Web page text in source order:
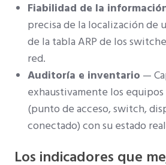
Fiabilidad de la
precisa de la localización de
de la tabla ARP de los
red.
Auditoría e inventario —
exhaustivamente los equipos
(punto de acceso, switch,
conectado) con su estado
Los indicadores que